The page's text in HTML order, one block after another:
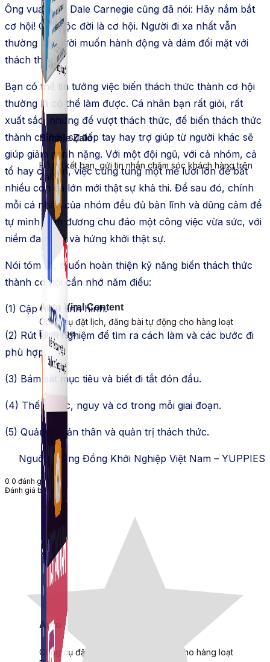
Auto Viral Content
Công cụ đặt lịch, đăng bài tự động cho hàng loạt
Fanpage.
Simple Zalo
Hỗ trợ kết bạn, gửi tin nhắn chăm sóc khách hàng trên
Zalo.
Auto Viral Content
Công cụ đặt lịch, đăng bài tự động cho hàng loạt
Ông vua thép Dale Carnegie cũng đã nói: Hãy nắm bắt
cơ hội! Cả cuộc đời là cơ hội. Người đi xa nhất vẫn
thường là người muốn hành động và dám đối mặt với
thách thức.
Bạn có thể tin tưởng việc biến thách thức thành cơ hội
thường là có thể làm được. Cá nhân bạn rất giỏi, rất
xuất sắc, nhưng để vượt thách thức, để biến thách thức
thành cơ hội, sự tiếp tay hay trợ giúp từ người khác sẽ
giúp giảm gánh nặng. Với một đội ngũ, với cả nhóm, cả
tổ hay cả ban, việc cùng tung một mẻ lưới lớn để bắt
nhiều con cá lớn mới thật sự khả thi. Để sau đó, chính
mỗi cá nhân của nhóm đều đủ bản lĩnh và dũng cảm để
tự mình đảm đương chu đáo một công việc vừa sức, với
niềm đam mê và hứng khởi thật sự.
Nói tóm lại, muốn hoàn thiện kỹ năng biến thách thức
thành cơ hội cần nhớ năm điều:
(1) Cập nhật tình hình.
(2) Rút kinh nghiệm để tìm ra cách làm và các bước đi
phù hợp.
(3) Bám sát mục tiêu và biết đi tắt đón đầu.
(4) Thế và lực, nguy và cơ trong mỗi giai đoạn.
(5) Quản trị bản thân và quản trị thách thức.
Nguồn: Cộng Đồng Khởi Nghiệp Việt Nam – YUPPIES
0 0 đánh giá
Đánh giá bài viết